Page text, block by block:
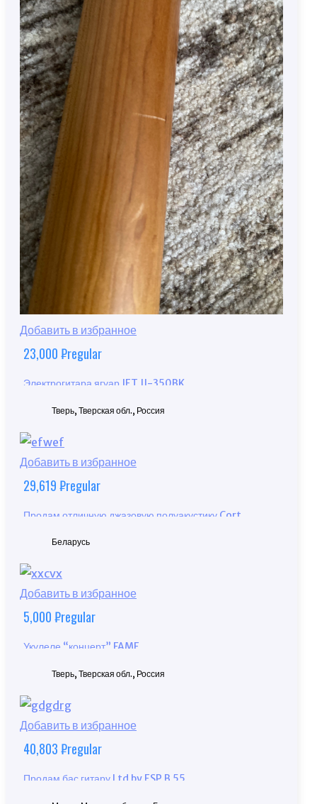
Добавить в избранное
23,000₽regular
Электрогитара ягуар JET JJ-350BK
Тверь, Тверская обл., Россия
Добавить в избранное
29,619₽regular
Продам отличную джазовую полуакустику Cort
Беларусь
Добавить в избранное
5,000₽regular
Укулеле “концерт” FAME
Тверь, Тверская обл., Россия
Добавить в избранное
40,803₽regular
Продам бас гитару Ltd by ESP B 55